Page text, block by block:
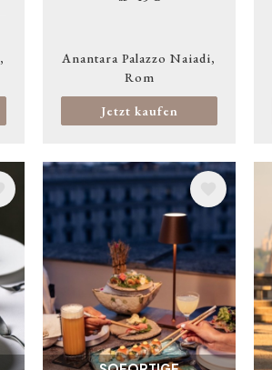
Anantara Palazzo Naiadi
Rom
Jetzt kaufen
Bild